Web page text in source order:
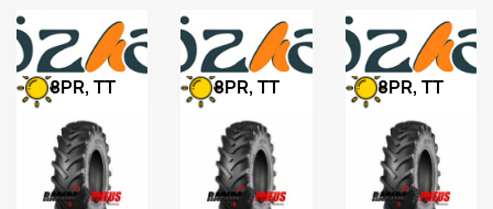
8PR, TT 8PR, TT 8PR, TT